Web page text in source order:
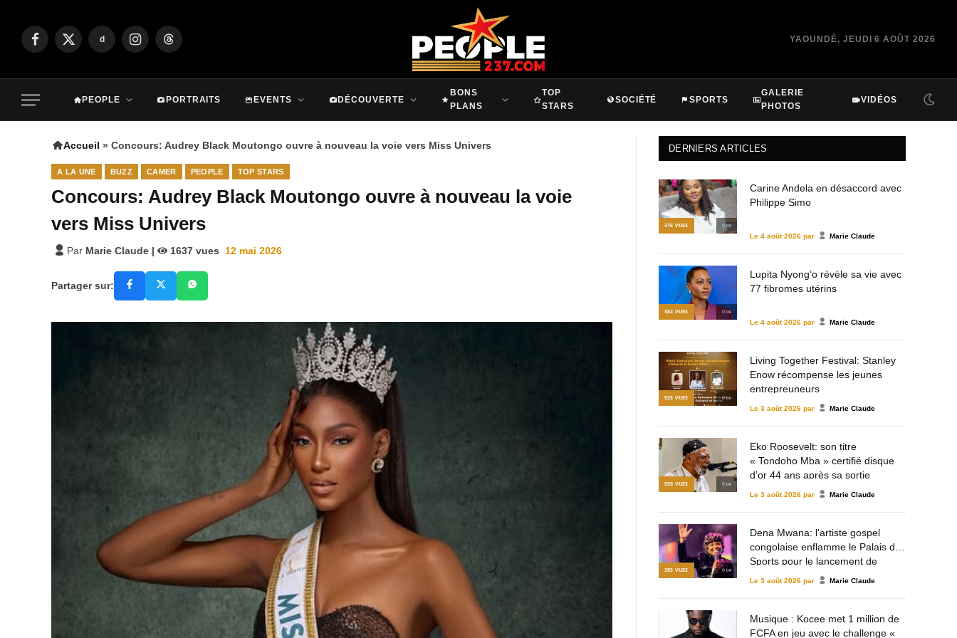
Facebook
X
d
InstagramThreads
YAOUNDÉ, JEUDI 6 AOÛT 2026
PEOPLE PORTRAITS EVENTS DÉCOUVERTE
BONS
PLANS
TOP
STARS
SOCIÉTÉ SPORTS
GALERIE
PHOTOS
VIDÉOS
Accueil » Concours: Audrey Black Moutongo ouvre à nouveau la voie vers Miss Univers
A LA UNE BUZZ CAMER PEOPLE TOP STARS
Concours: Audrey Black Moutongo ouvre à nouveau la voie
vers Miss Univers
Par Marie Claude | 1637 vues 12 mai 2026
Partager sur:
DERNIERS ARTICLES
376 VUES © DR
Carine Andela en désaccord avec
Philippe Simo
Le 4 août 2026 par Marie Claude
382 VUES © DR
Lupita Nyong’o révèle sa vie avec
77 fibromes utérins
Le 4 août 2026 par Marie Claude
525 VUES © DR
Living Together Festival: Stanley
Enow récompense les jeunes
entrepreuneurs
Le 3 août 2026 par Marie Claude
550 VUES © DR
Eko Roosevelt: son titre
« Tondoho Mba » certifié disque
d’or 44 ans après sa sortie
Le 3 août 2026 par Marie Claude
395 VUES © DR
Dena Mwana: l’artiste gospel
congolaise enflamme le Palais des
Sports pour le lancement de
Mulema Gospel Talent
Le 3 août 2026 par Marie Claude
Musique : Kocee met 1 million de
FCFA en jeu avec le challenge «